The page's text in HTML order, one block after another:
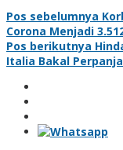
Pos sebelumnya
Corona Menjadi
Pos berikutnya
Italia Bakal